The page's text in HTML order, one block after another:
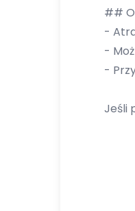
##
-
-
-
Jeśli